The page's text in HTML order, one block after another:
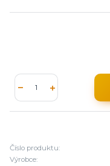
Číslo produktu:
Výrobce: